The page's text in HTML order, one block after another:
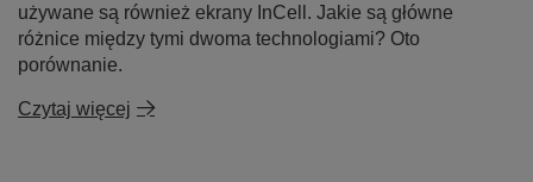
używane są również ekrany InCell. Jakie są główne
różnice między tymi dwoma technologiami? Oto
porównanie.
Czytaj więcej